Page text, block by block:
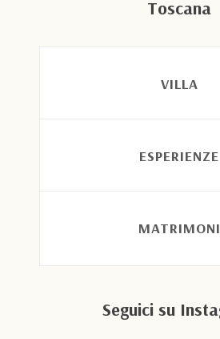
Toscana
VILLA
ESPERIENZE
MATRIMONI
Seguici su